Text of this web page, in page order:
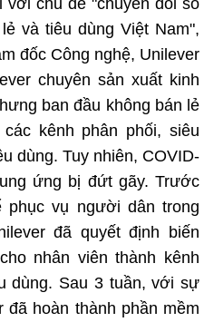
English
CÔNG NGHỆ
TECHNOLOGY
Góp ý
và Công nghệ (MST)
Thị Hải Hằng
Khoa học và Công nghệ.
với chủ đề "chuyển đổi số
và tiêu dùng Việt Nam",
đốc Công nghệ, Unilever
chuyên sản xuất kinh
ban đầu không bán lẻ
kênh phân phối, siêu
dùng. Tuy nhiên, COVID-
ứng bị đứt gãy. Trước
phục vụ người dân trong
đã quyết định biến
nhân viên thành kênh
dùng. Sau 3 tuần, với sự
đã hoàn thành phần mềm